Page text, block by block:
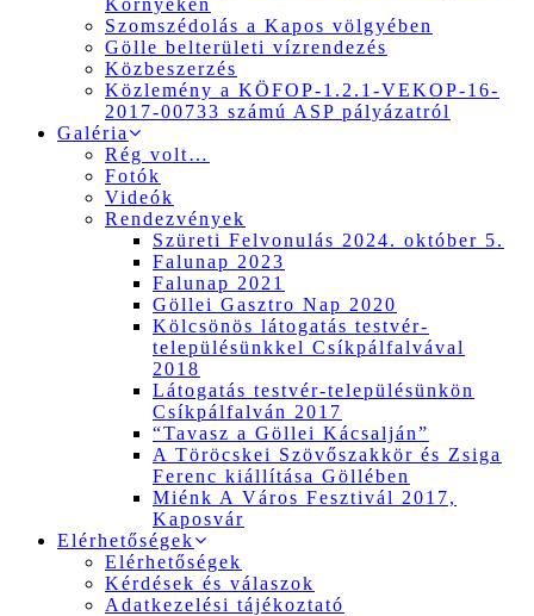
Környékén
Szomszédolás a Kapos völgyében
Gölle belterületi vízrendezés
Közbeszerzés
Közlemény a KÖFOP-1.2.1-VEKOP-16-
2017-00733 számú ASP pályázatról
Galéria
Rég volt…
Fotók
Videók
Rendezvények
Szüreti Felvonulás 2024. október 5.
Falunap 2023
Falunap 2021
Göllei Gasztro Nap 2020
Kölcsönös látogatás testvér-
településünkkel Csíkpálfalvával
2018
Látogatás testvér-településünkön
Csíkpálfalván 2017
“Tavasz a Göllei Kácsalján”
A Töröcskei Szövőszakkör és Zsiga
Ferenc kiállítása Göllében
Miénk A Város Fesztivál 2017,
Kaposvár
Elérhetőségek
Elérhetőségek
Kérdések és válaszok
Adatkezelési tájékoztató